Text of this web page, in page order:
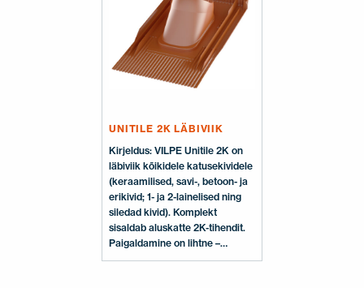
läbiviikude komplekti. Sisaldab:
Aluskatte tihend 2K, kruvid,
paigaldusjuhend ja šabloonid
aluskatte tihendi
paigaldamiseks.
UNITILE 2K LÄBIVIIK
Kirjeldus: VILPE Unitile 2K on
läbiviik kõikidele katusekividele
(keraamilised, savi-, betoon- ja
erikivid; 1- ja 2-lainelised ning
siledad kivid). Komplekt
sisaldab aluskatte 2K-tihendit.
Paigaldamine on lihtne –
läbiviigu küljes on ogad 2K-